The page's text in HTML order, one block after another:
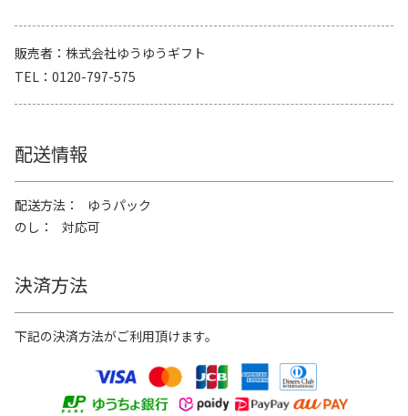
販売者
株式会社ゆうゆうギフト
TEL
0120-797-575
配送情報
配送方法
ゆうパック
のし
対応可
決済方法
下記の決済方法がご利用頂けます。